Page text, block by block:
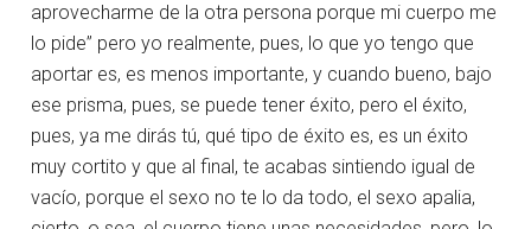
aprovecharme de la otra persona porque mi cuerpo me
lo pide” pero yo realmente, pues, lo que yo tengo que
aportar es, es menos importante, y cuando bueno, bajo
ese prisma, pues, se puede tener éxito, pero el éxito,
pues, ya me dirás tú, qué tipo de éxito es, es un éxito
muy cortito y que al final, te acabas sintiendo igual de
vacío, porque el sexo no te lo da todo, el sexo apalia,